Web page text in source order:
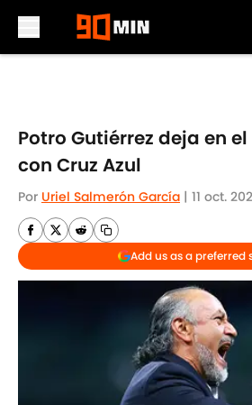
Potro Gutiérrez deja en
con Cruz Azul
Por Uriel Salmerón García | 11 oct.
Add us as a preferred